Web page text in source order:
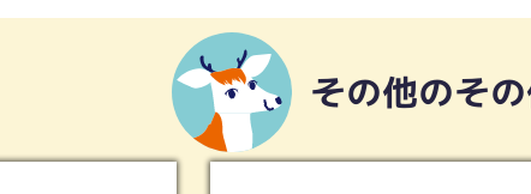
その他のそ